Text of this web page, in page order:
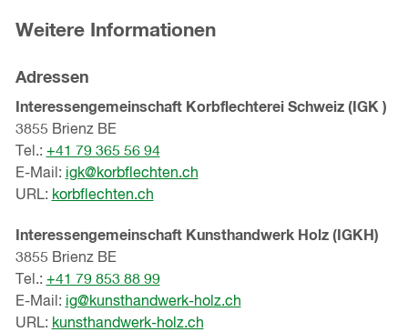
Weitere Informationen
Adressen
Interessengemeinschaft Korbflechterei Schweiz (IGK )
3855 Brienz BE
Tel.: +41 79 365 56 94
E-Mail: igk@korbflechten.ch
URL: korbflechten.ch
Interessengemeinschaft Kunsthandwerk Holz (IGKH)
3855 Brienz BE
Tel.: +41 79 853 88 99
E-Mail: ig@kunsthandwerk-holz.ch
URL: kunsthandwerk-holz.ch